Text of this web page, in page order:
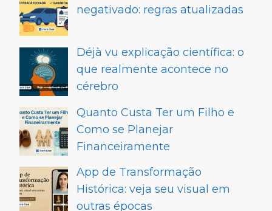
negativado: regras atualizadas
Déjà vu explicação científica: o
que realmente acontece no
cérebro
Quanto Custa Ter um Filho e
Como se Planejar
Financeiramente
App de Transformação
Histórica: veja seu visual em
outras épocas